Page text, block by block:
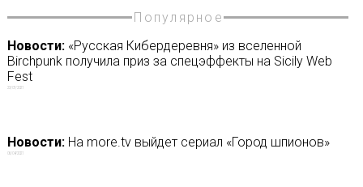
Популярное
Новости:«Русская Кибердеревня» из вселенной
Birchpunk получила приз за спецэффекты на Sicily Web
Fest
23/07/2021
Новости:На more.tv выйдет сериал «Город шпионов»
06/04/2021